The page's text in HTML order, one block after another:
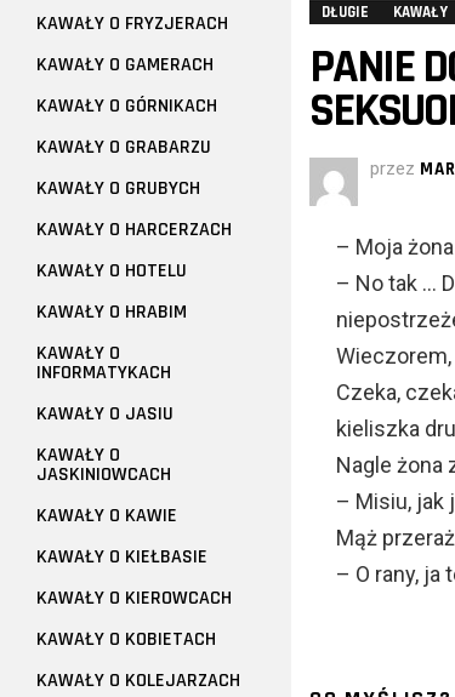
DŁUGIE KAWAŁY
PANIE
przez
– Moja
– No tak …
Wieczorem,
Czeka,
kieliszka
Nagle żona
– Misiu, jak
Mąż
– O rany, ja
KAWAŁY O FRYZJERACH
KAWAŁY O GAMERACH
KAWAŁY O GÓRNIKACH
KAWAŁY O GRABARZU
KAWAŁY O GRUBYCH
KAWAŁY O HARCERZACH
KAWAŁY O HOTELU
KAWAŁY O HRABIM
KAWAŁY O
INFORMATYKACH
KAWAŁY O JASIU
KAWAŁY O
JASKINIOWCACH
KAWAŁY O KAWIE
KAWAŁY O KIEŁBASIE
KAWAŁY O KIEROWCACH
KAWAŁY O KOBIETACH
KAWAŁY O KOLEJARZACH